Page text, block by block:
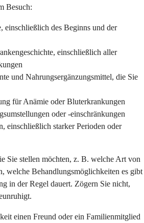
Besuch:
einschließlich des Beginns und der
einschließlich aller
und Nahrungsergänzungsmittel, die Sie
für Anämie oder Bluterkrankungen
oder -einschränkungen
einschließlich starker Perioden oder
Sie stellen möchten, z. B. welche Art von
welche Behandlungsmöglichkeiten es gibt
in der Regel dauert. Zögern Sie nicht,
einen Freund oder ein Familienmitglied